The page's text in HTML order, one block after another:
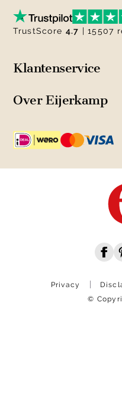
Klantenservice
Over Eijerkamp
TrustScore 4.7 | 15507
Privacy
©